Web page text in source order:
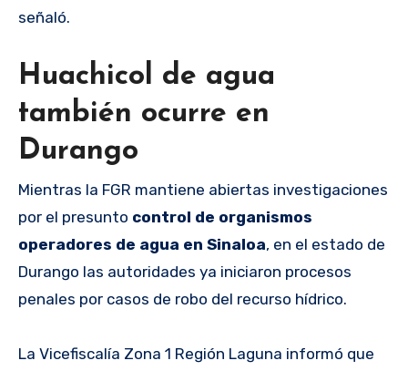
señaló.
Huachicol de agua
también ocurre en
Durango
Mientras la FGR mantiene abiertas investigaciones
por el presunto control de organismos
operadores de agua en Sinaloa, en el estado de
Durango las autoridades ya iniciaron procesos
penales por casos de robo del recurso hídrico.
La Vicefiscalía Zona 1 Región Laguna informó que